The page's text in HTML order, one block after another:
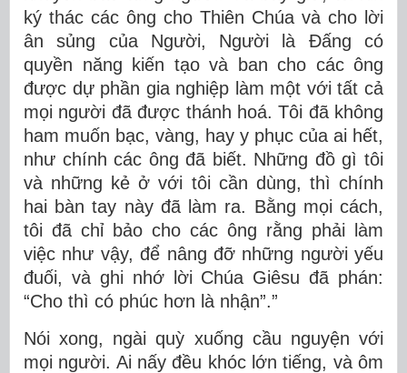
ký thác các ông cho Thiên Chúa và cho lời
ân sủng của Người, Người là Ðấng có
quyền năng kiến tạo và ban cho các ông
được dự phần gia nghiệp làm một với tất cả
mọi người đã được thánh hoá. Tôi đã không
ham muốn bạc, vàng, hay y phục của ai hết,
như chính các ông đã biết. Những đồ gì tôi
và những kẻ ở với tôi cần dùng, thì chính
hai bàn tay này đã làm ra. Bằng mọi cách,
tôi đã chỉ bảo cho các ông rằng phải làm
việc như vậy, để nâng đỡ những người yếu
đuối, và ghi nhớ lời Chúa Giêsu đã phán:
“Cho thì có phúc hơn là nhận”.”
Nói xong, ngài quỳ xuống cầu nguyện với
mọi người. Ai nấy đều khóc lớn tiếng, và ôm